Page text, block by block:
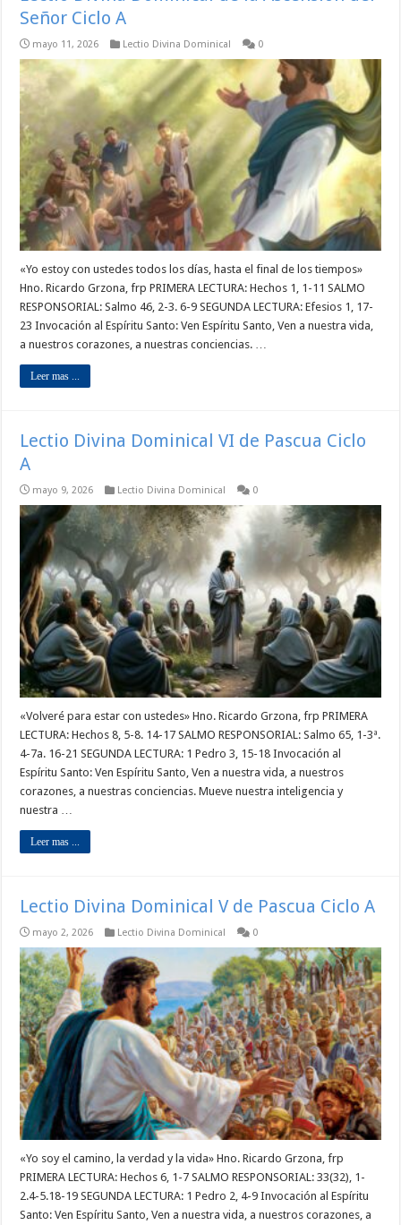
Señor Ciclo A
mayo 11, 2026 Lectio Divina Dominical 0
«Yo estoy con ustedes todos los días, hasta el final de los tiempos»
Hno. Ricardo Grzona, frp PRIMERA LECTURA: Hechos 1, 1-11 SALMO
RESPONSORIAL: Salmo 46, 2-3. 6-9 SEGUNDA LECTURA: Efesios 1, 17-
23 Invocación al Espíritu Santo: Ven Espíritu Santo, Ven a nuestra vida,
a nuestros corazones, a nuestras conciencias. …
Leer mas ...
Lectio Divina Dominical VI de Pascua Ciclo
A
mayo 9, 2026 Lectio Divina Dominical 0
«Volveré para estar con ustedes» Hno. Ricardo Grzona, frp PRIMERA
LECTURA: Hechos 8, 5-8. 14-17 SALMO RESPONSORIAL: Salmo 65, 1-3ª.
4-7a. 16-21 SEGUNDA LECTURA: 1 Pedro 3, 15-18 Invocación al
Espíritu Santo: Ven Espíritu Santo, Ven a nuestra vida, a nuestros
corazones, a nuestras conciencias. Mueve nuestra inteligencia y
nuestra …
Leer mas ...
Lectio Divina Dominical V de Pascua Ciclo A
mayo 2, 2026 Lectio Divina Dominical 0
«Yo soy el camino, la verdad y la vida» Hno. Ricardo Grzona, frp
PRIMERA LECTURA: Hechos 6, 1-7 SALMO RESPONSORIAL: 33(32), 1-
2.4-5.18-19 SEGUNDA LECTURA: 1 Pedro 2, 4-9 Invocación al Espíritu
Santo: Ven Espíritu Santo, Ven a nuestra vida, a nuestros corazones, a